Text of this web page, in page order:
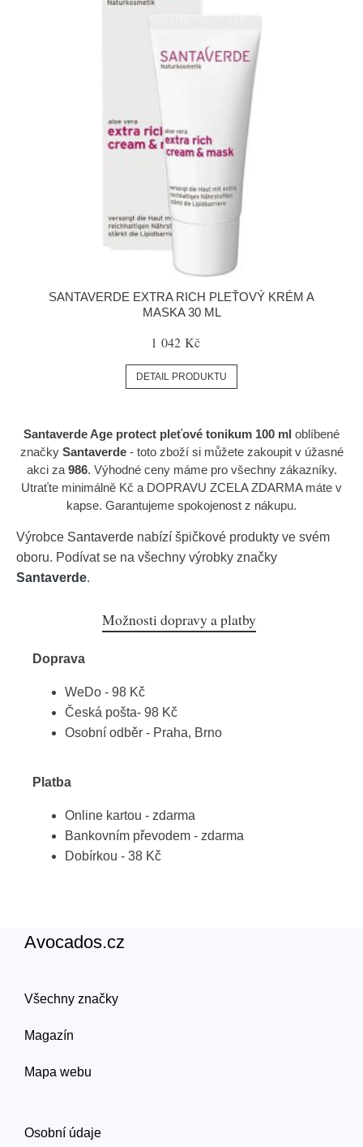
SANTAVERDE EXTRA RICH PLEŤOVÝ KRÉM A
MASKA 30 ML
1 042 Kč
DETAIL PRODUKTU
Santaverde Age protect pleťové tonikum 100 ml oblíbené
značkySantaverde- toto zboží si můžete zakoupit v úžasné
akci za 986. Výhodné ceny máme pro všechny zákazníky.
Utraťte minimálně Kč a DOPRAVU ZCELA ZDARMA máte v
kapse. Garantujeme spokojenost z nákupu.
Výrobce Santaverde nabízí špičkové produkty ve svém
oboru. Podívat se na všechny výrobky značky
Santaverde.
Možnosti dopravy a platby
Doprava
WeDo - 98 Kč
Česká pošta- 98 Kč
Osobní odběr - Praha, Brno
Platba
Online kartou - zdarma
Bankovním převodem - zdarma
Dobírkou - 38 Kč
Avocados.cz
Všechny značky
Magazín
Mapa webu
Osobní údaje